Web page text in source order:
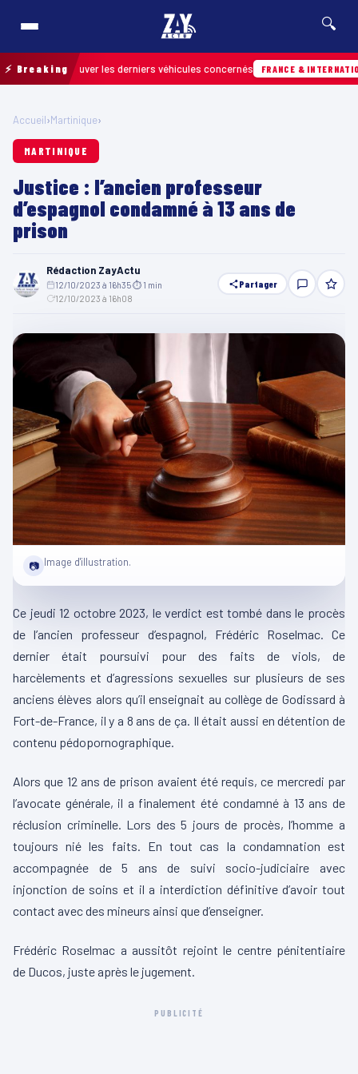
🔍
⚡ Breaking
retrouver les derniers véhicules concernés FRANCE & INTERNATIONALE
Accueil›Martinique›
MARTINIQUE
Justice : l’ancien professeur
d’espagnol condamné à 13 ans de
prison
Rédaction ZayActu
12/10/2023 à 16h35⏱ 1 min
12/10/2023 à 16h08
Partager
📷 Image d'illustration.
Ce jeudi 12 octobre 2023, le verdict est tombé dans le procès
de l’ancien professeur d’espagnol, Frédéric Roselmac. Ce
dernier était poursuivi pour des faits de viols, de
harcèlements et d’agressions sexuelles sur plusieurs de ses
anciens élèves alors qu’il enseignait au collège de Godissard à
Fort-de-France, il y a 8 ans de ça. Il était aussi en détention de
contenu pédopornographique.
Alors que 12 ans de prison avaient été requis, ce mercredi par
l’avocate générale, il a finalement été condamné à 13 ans de
réclusion criminelle. Lors des 5 jours de procès, l’homme a
toujours nié les faits. En tout cas la condamnation est
accompagnée de 5 ans de suivi socio-judiciaire avec
injonction de soins et il a interdiction définitive d’avoir tout
contact avec des mineurs ainsi que d’enseigner.
Frédéric Roselmac a aussitôt rejoint le centre pénitentiaire
de Ducos, juste après le jugement.
PUBLICITÉ